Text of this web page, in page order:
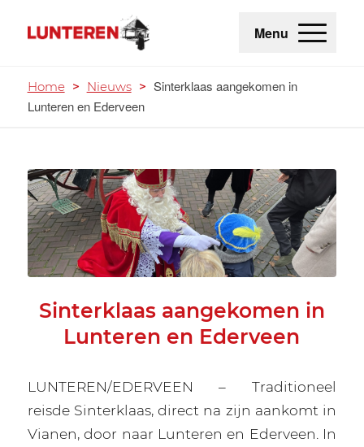
Menu
Home > Nieuws > Sinterklaas aangekomen in
Lunteren en Ederveen
Sinterklaas aangekomen in
Lunteren en Ederveen
LUNTEREN/EDERVEEN – Traditioneel
reisde Sinterklaas, direct na zijn aankomt in
Vianen, door naar Lunteren en Ederveen. In